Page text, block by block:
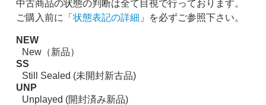
中古商品の状態の判断は全て目視で行っております。
ご購入前に「 状態表記の詳細 」を必ずご参照下さい。
NEW
New（新品）
SS
Still Sealed (未開封新古品)
UNP
Unplayed (開封済み新品)